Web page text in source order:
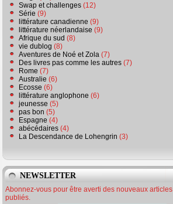
Swap et challenges (12)
Série (9)
littérature canadienne (9)
littérature néerlandaise (9)
Afrique du sud (8)
vie dublog (8)
Aventures de Noé et Zola (7)
Des livres pas comme les autres (7)
Rome (7)
Australie (6)
Ecosse (6)
littérature anglophone (6)
jeunesse (5)
pas bon (5)
Espagne (4)
abécédaires (4)
La Descendance de Lohengrin (3)
NEWSLETTER
Abonnez-vous pour être averti des nouveaux articles
publiés.